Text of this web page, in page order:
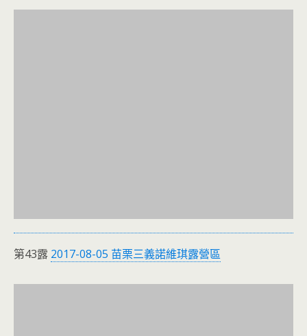
第43露 2017-08-05 苗栗三義諾維琪露營區